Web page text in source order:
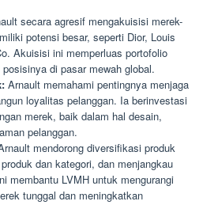
secara agresif mengakuisisi merek-
potensi besar, seperti Dior, Louis
Akuisisi ini memperluas portofolio
di pasar mewah global.
Arnault memahami pentingnya menjaga
loyalitas pelanggan. Ia berinvestasi
merek, baik dalam hal desain,
pelanggan.
mendorong diversifikasi produk
dan kategori, dan menjangkau
membantu LVMH untuk mengurangi
tunggal dan meningkatkan